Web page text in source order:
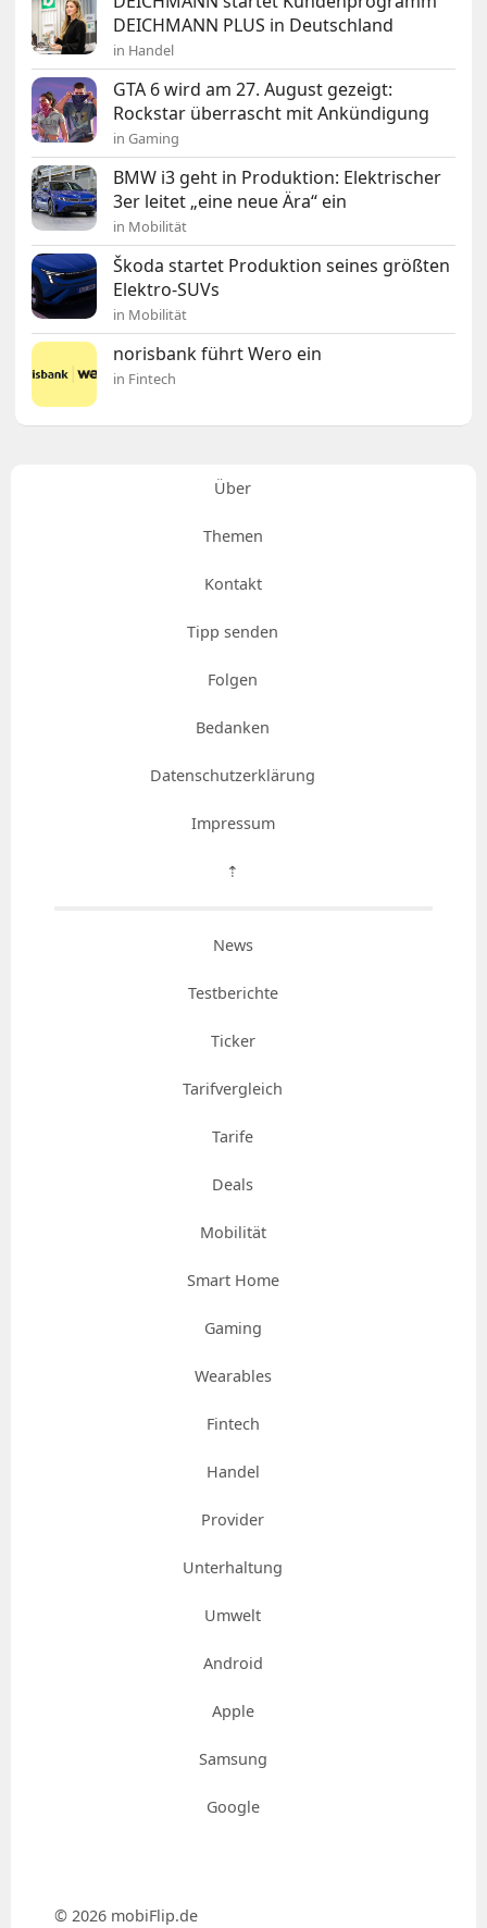
DEICHMANN PLUS in Deutschland
in Handel
GTA 6 wird am 27. August gezeigt:
Rockstar überrascht mit Ankündigung
in Gaming
BMW i3 geht in Produktion: Elektrischer
3er leitet „eine neue Ära“ ein
in Mobilität
Škoda startet Produktion seines größten
Elektro-SUVs
in Mobilität
norisbank führt Wero ein
in Fintech
Über
Themen
Kontakt
Tipp senden
Folgen
Bedanken
Datenschutzerklärung
Impressum
⇡
News
Testberichte
Ticker
Tarifvergleich
Tarife
Deals
Mobilität
Smart Home
Gaming
Wearables
Fintech
Handel
Provider
Unterhaltung
Umwelt
Android
Apple
Samsung
Google
© 2026 mobiFlip.de